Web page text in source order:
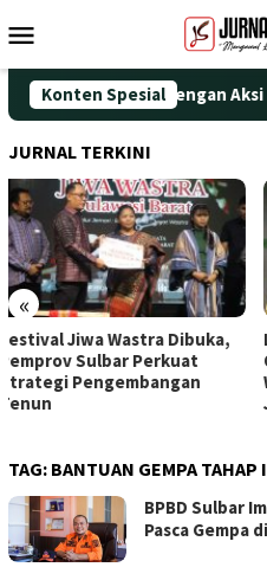
ke
Mobile
Konten Spesial
HUT ke-25 dengan Aksi
JURNAL TERKINI
«
Lengkapi Struktur Pimpinan
OPD, Gubernur Sulbar
Wawancara Job Fit 16 Pejabat
JPT Pratama
TAG: BANTUAN GEMPA TAHAP
BPBD Sulbar
Pasca Gempa